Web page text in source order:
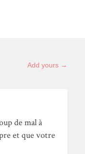
Add yours →
de mal à
et que votre